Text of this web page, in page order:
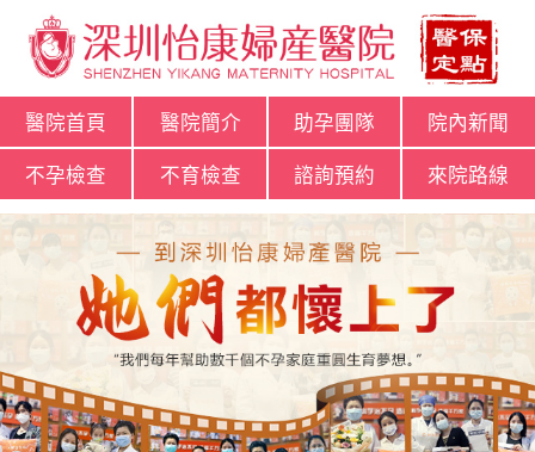
醫院首頁 醫院簡介 助孕團隊 院內新聞
不孕檢查 不育檢查 諮詢預約 來院路線